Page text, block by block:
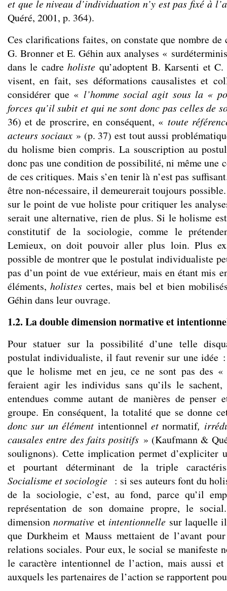
et que le niveau d’individuation n’y est pas fixé à
Quéré, 2001, p. 364).
Ces clarifications faites, on constate que nombre de
G. Bronner et E. Géhin aux analyses «
dans le cadreholiste qu’adoptent B. Karsenti et
visent, en fait, ses déformations causalistes et
considérer que «l’homme social agit sous la «
forces qu’il subit et qui ne sont donc pas celles de
36) et de proscrire, en conséquent, «toute
acteurs sociaux» (p. 37) est tout aussi
du holisme bien compris. La souscription au
donc pas une condition de possibilité, ni même une
de ces critiques. Mais s’en tenir là n’est pas
être non-nécessaire, il demeurerait toujours
sur le point de vue holiste pour critiquer les
serait une alternative, rien de plus. Si le holisme
constitutif de la sociologie, comme le
Lemieux, on doit pouvoir aller plus loin. Plus
possible de montrer que le postulat individualiste
pas d’un point de vue extérieur, mais en étant mis
éléments,holistes certes, mais bel et bien
Géhin dans leur ouvrage.
1.2. La double dimension normative et
Pour statuer sur la possibilité d’une telle
postulat individualiste, il faut revenir sur une idée :
que le holisme met en jeu, ce ne sont pas des
feraient agir les individus sans qu’ils le
entendues comme autant de manières de penser
groupe. En conséquent, la totalité que se donne
donc sur un élément intentionnel etnormatif,
causales entre des faits positifs » (Kaufmann &
soulignons). Cette implication permet d’expliciter
et pourtant déterminant de la triple
Socialisme et sociologie : si ses auteurs font du
de la sociologie, c’est, au fond, parce qu’il
représentation de son domaine propre, le
dimensionnormative et intentionnelle sur laquelle
que Durkheim et Mauss mettaient de l’avant
relations sociales. Pour eux, le social se manifeste
le caractère intentionnel de l’action, mais aussi
auxquels les partenaires de l’action se rapportent